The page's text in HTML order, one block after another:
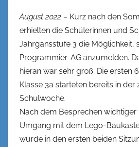
August 2022 – Kurz nach den
erhielten die Schülerinnen und
Jahrgansstufe 3 die Möglichkeit,
Programmier-AG anzumelden.
hieran war sehr groß. Die ersten
Klasse 3a starteten bereits in der
Schulwoche.
Nach dem Besprechen wichtiger
Umgang mit dem Lego-
wurde in den ersten beiden